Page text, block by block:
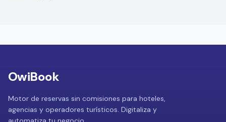
OwiBook
Motor de reservas sin comisiones para hoteles,
agencias y operadores turísticos. Digitaliza y